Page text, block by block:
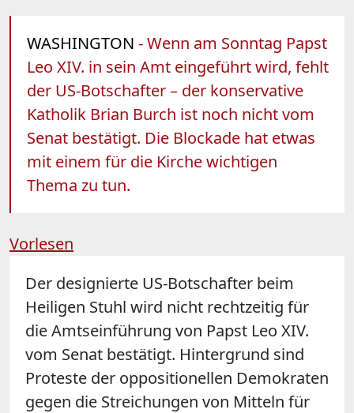
WASHINGTON - Wenn am Sonntag Papst
Leo XIV. in sein Amt eingeführt wird, fehlt
der US-Botschafter – der konservative
Katholik Brian Burch ist noch nicht vom
Senat bestätigt. Die Blockade hat etwas
mit einem für die Kirche wichtigen
Thema zu tun.
Vorlesen
Der designierte US-Botschafter beim
Heiligen Stuhl wird nicht rechtzeitig für
die Amtseinführung von Papst Leo XIV.
vom Senat bestätigt. Hintergrund sind
Proteste der oppositionellen Demokraten
gegen die Streichungen von Mitteln für